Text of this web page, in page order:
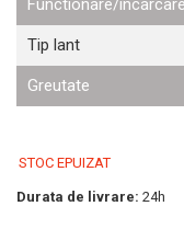
Tocatori vegetatie
Zdrobitori
Grape
Functionare/incarcare
Tip lant
Greutate
STOC EPUIZAT
Durata de livrare: 24h